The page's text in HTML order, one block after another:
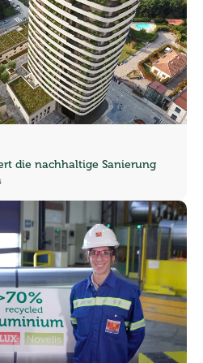
die nachhaltige Sanierung